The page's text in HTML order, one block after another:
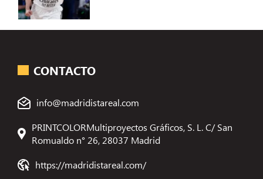
CONTACTO
info@madridistareal.com
PRINTCOLORMultiproyectos Gráficos, S. L. C/ San
Romualdo n° 26, 28037 Madrid
https://madridistareal.com/